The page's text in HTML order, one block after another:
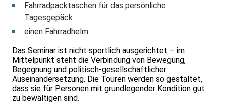
Fahrradpacktaschen für das persönliche
Tagesgepäck
einen Fahrradhelm
Das Seminar ist nicht sportlich ausgerichtet – im
Mittelpunkt steht die Verbindung von Bewegung,
Begegnung und politisch‑gesellschaftlicher
Auseinandersetzung. Die Touren werden so gestaltet,
dass sie für Personen mit grundlegender Kondition gut
zu bewältigen sind.